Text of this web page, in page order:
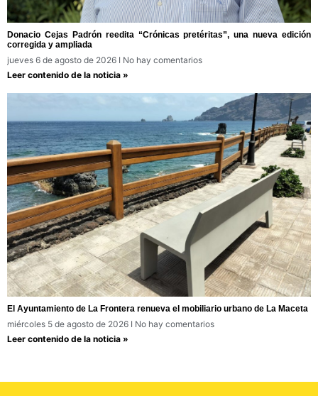
Donacio Cejas Padrón reedita “Crónicas pretéritas”, una nueva edición
corregida y ampliada
jueves 6 de agosto de 2026
No hay comentarios
Leer contenido de la noticia »
El Ayuntamiento de La Frontera renueva el mobiliario urbano de La Maceta
miércoles 5 de agosto de 2026
No hay comentarios
Leer contenido de la noticia »